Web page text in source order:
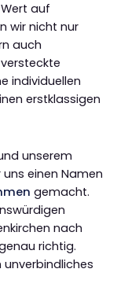
auf
wir nicht nur
auch
individuellen
erstklassigen
unserem
einen Namen
gemacht.
nach
richtig.